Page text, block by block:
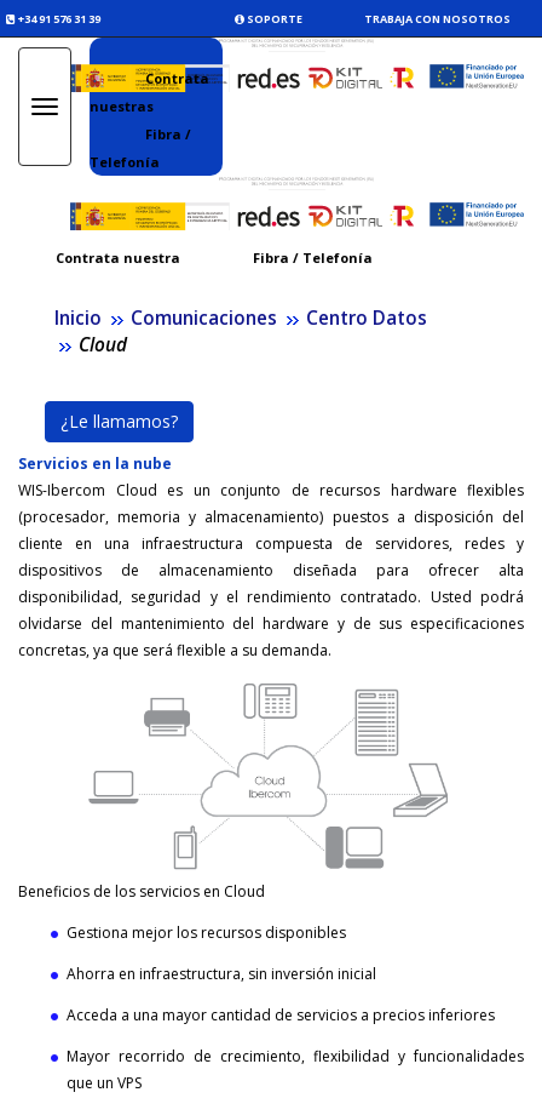
+34 91 576 31 39 SOPORTE TRABAJA CON NOSOTROS
Toggle
Contrata
nuestras
Fibra /
Telefonía
Contrata nuestra Fibra / Telefonía
Inicio Comunicaciones
Centro Datos
Cloud
¿Le llamamos?
Servicios en la nube
WIS-Ibercom Cloud es un conjunto de recursos hardware flexibles
(procesador, memoria y almacenamiento) puestos a disposición del
cliente en una infraestructura compuesta de servidores, redes y
dispositivos de almacenamiento diseñada para ofrecer alta
disponibilidad, seguridad y el rendimiento contratado. Usted podrá
olvidarse del mantenimiento del hardware y de sus especificaciones
concretas, ya que será flexible a su demanda.
Beneficios de los servicios en Cloud
Gestiona mejor los recursos disponibles
Ahorra en infraestructura, sin inversión inicial
Acceda a una mayor cantidad de servicios a precios inferiores
Mayor recorrido de crecimiento, flexibilidad y funcionalidades
que un VPS